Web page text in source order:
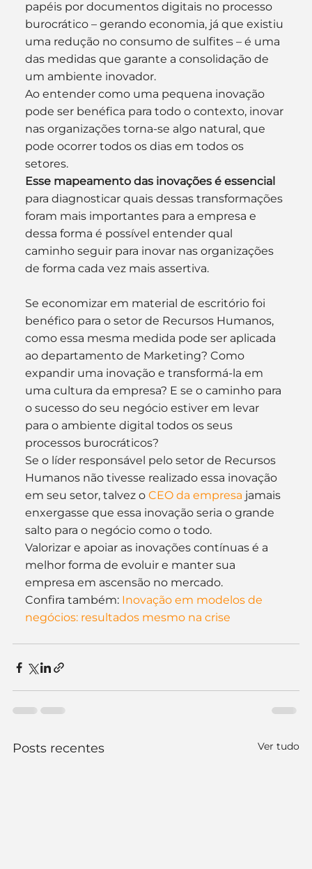
papéis por documentos digitais no processo
burocrático – gerando economia, já que existiu
uma redução no consumo de sulfites – é uma
das medidas que garante a consolidação de
um ambiente inovador.
Ao entender como uma pequena inovação
pode ser benéfica para todo o contexto, inovar
nas organizações torna-se algo natural, que
pode ocorrer todos os dias em todos os
setores.
Esse mapeamento das inovações é essencial
para diagnosticar quais dessas transformações
foram mais importantes para a empresa e
dessa forma é possível entender qual
caminho seguir para inovar nas organizações
de forma cada vez mais assertiva.
Se economizar em material de escritório foi
benéfico para o setor de Recursos Humanos,
como essa mesma medida pode ser aplicada
ao departamento de Marketing? Como
expandir uma inovação e transformá-la em
uma cultura da empresa? E se o caminho para
o sucesso do seu negócio estiver em levar
para o ambiente digital todos os seus
processos burocráticos?
Se o líder responsável pelo setor de Recursos
Humanos não tivesse realizado essa inovação
em seu setor, talvez o CEO da empresa jamais
enxergasse que essa inovação seria o grande
salto para o negócio como o todo.
Valorizar e apoiar as inovações contínuas é a
melhor forma de evoluir e manter sua
empresa em ascensão no mercado.
Confira também: Inovação em modelos de
negócios: resultados mesmo na crise
Posts recentes Ver tudo